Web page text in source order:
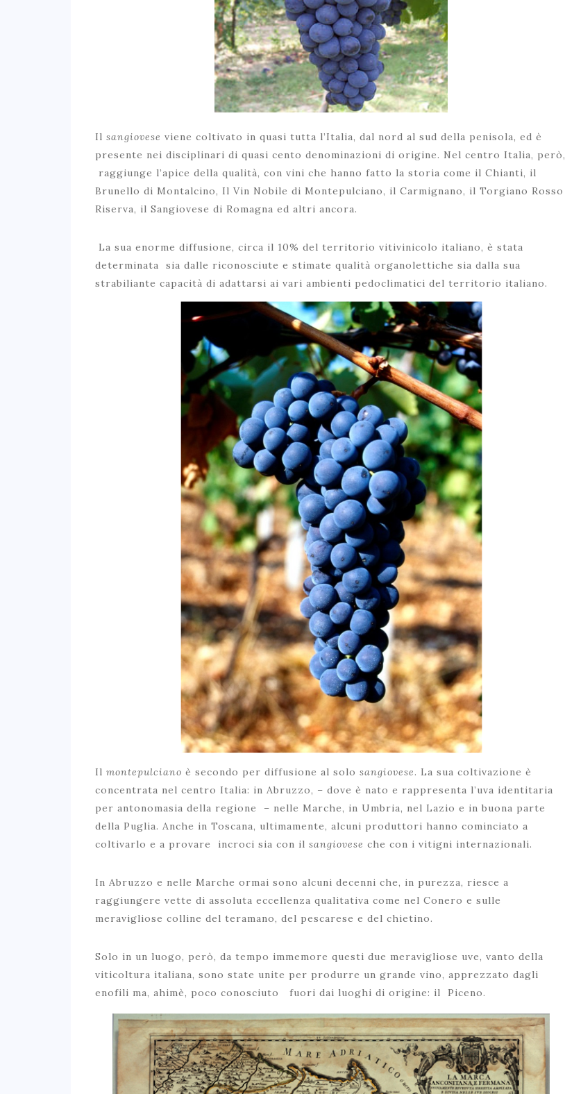
Il sangiovese viene coltivato in quasi tutta l’Italia, dal nord al sud della penisola, ed è
presente nei disciplinari di quasi cento denominazioni di origine. Nel centro Italia, però,
raggiunge l’apice della qualità, con vini che hanno fatto la storia come il Chianti, il
Brunello di Montalcino, Il Vin Nobile di Montepulciano, il Carmignano, il Torgiano Rosso
Riserva, il Sangiovese di Romagna ed altri ancora.
La sua enorme diffusione, circa il 10% del territorio vitivinicolo italiano, è stata
determinata sia dalle riconosciute e stimate qualità organolettiche sia dalla sua
strabiliante capacità di adattarsi ai vari ambienti pedoclimatici del territorio italiano.
Il montepulciano è secondo per diffusione al solo sangiovese. La sua coltivazione è
concentrata nel centro Italia: in Abruzzo, – dove è nato e rappresenta l’uva identitaria
per antonomasia della regione – nelle Marche, in Umbria, nel Lazio e in buona parte
della Puglia. Anche in Toscana, ultimamente, alcuni produttori hanno cominciato a
coltivarlo e a provare incroci sia con il sangiovese che con i vitigni internazionali.
In Abruzzo e nelle Marche ormai sono alcuni decenni che, in purezza, riesce a
raggiungere vette di assoluta eccellenza qualitativa come nel Conero e sulle
meravigliose colline del teramano, del pescarese e del chietino.
Solo in un luogo, però, da tempo immemore questi due meravigliose uve, vanto della
viticoltura italiana, sono state unite per produrre un grande vino, apprezzato dagli
enofili ma, ahimè, poco conosciuto fuori dai luoghi di origine: il
Piceno.